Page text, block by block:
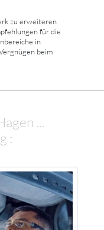
zu erweiteren
für die
in
beim
...
: